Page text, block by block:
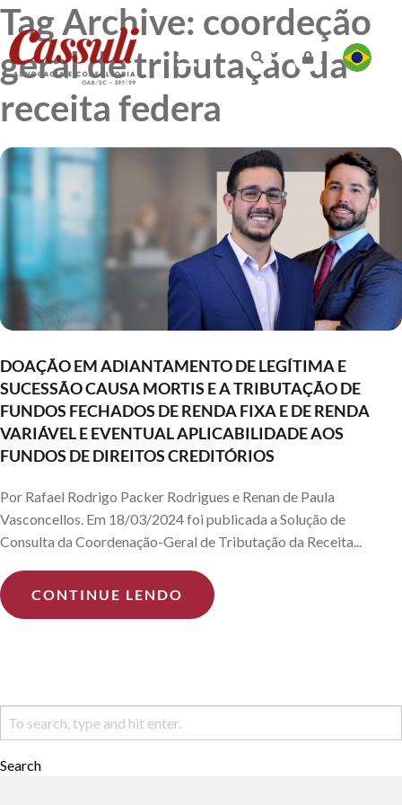
Tag Archive: coordeção
geral de tributação da
receita federa
DOAÇÃO EM ADIANTAMENTO DE LEGÍTIMA E
SUCESSÃO CAUSA MORTIS E A TRIBUTAÇÃO DE
FUNDOS FECHADOS DE RENDA FIXA E DE RENDA
VARIÁVEL E EVENTUAL APLICABILIDADE AOS
FUNDOS DE DIREITOS CREDITÓRIOS
Por Rafael Rodrigo Packer Rodrigues e Renan de Paula
Vasconcellos. Em 18/03/2024 foi publicada a Solução de
Consulta da Coordenação-Geral de Tributação da Receita...
CONTINUE LENDO
Search